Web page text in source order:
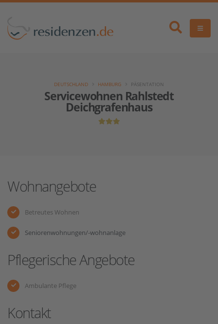
Servicewohnen Rahlstedt
Deichgrafenhaus
DEUTSCHLAND HAMBURG PÄSENTATION
Wohnangebote
Betreutes Wohnen
Seniorenwohnungen/-wohnanlage
Pflegerische Angebote
Ambulante Pflege
Kontakt